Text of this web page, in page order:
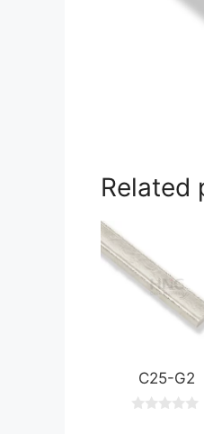
Related
C25-G2